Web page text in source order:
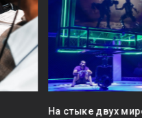
На стыке двух